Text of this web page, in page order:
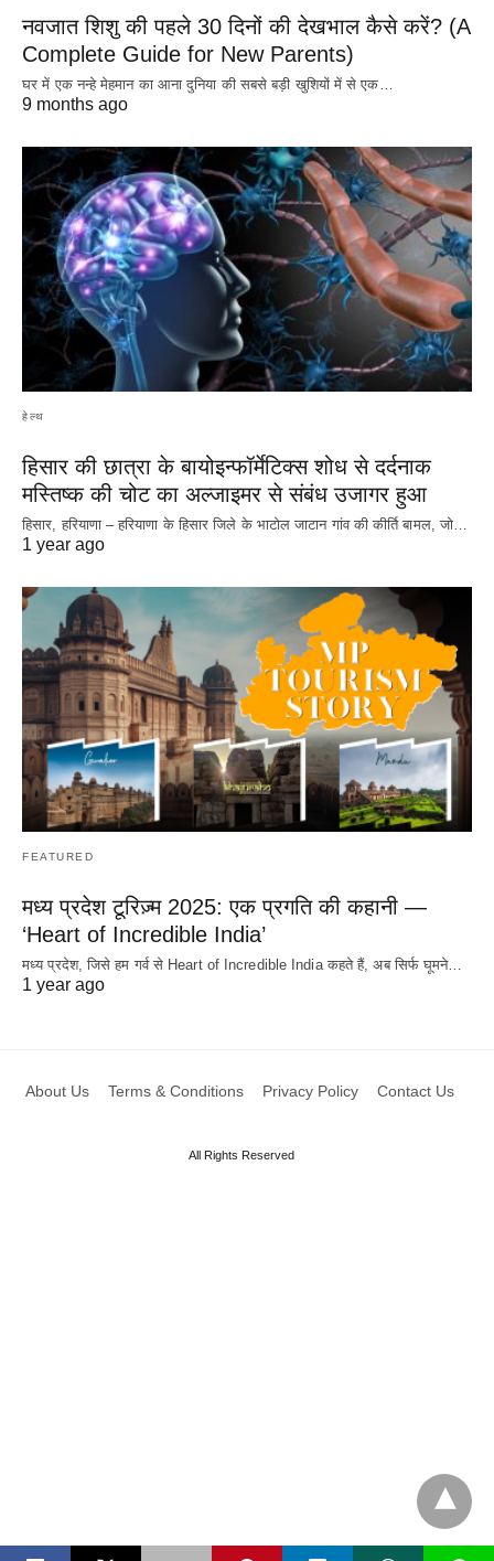
नवजात शिशु की पहले 30 दिनों की देखभाल कैसे करें? (A
Complete Guide for New Parents)
घर में एक नन्हे मेहमान का आना दुनिया की सबसे बड़ी खुशियों में से एक…
9 months ago
हेल्थ
हिसार की छात्रा के बायोइन्फॉर्मेटिक्स शोध से दर्दनाक
मस्तिष्क की चोट का अल्जाइमर से संबंध उजागर हुआ
हिसार, हरियाणा – हरियाणा के हिसार जिले के भाटोल जाटान गांव की कीर्ति बामल, जो…
1 year ago
FEATURED
मध्य प्रदेश टूरिज़्म 2025: एक प्रगति की कहानी —
‘Heart of Incredible India’
मध्य प्रदेश, जिसे हम गर्व से Heart of Incredible India कहते हैं, अब सिर्फ घूमने…
1 year ago
About Us Terms & Conditions Privacy Policy Contact Us
All Rights Reserved